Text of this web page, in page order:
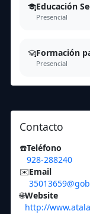
Educación
Presencial
Formación
Presencial
Contacto
☎️Teléfono
928-288240
✉️Email
🌐Website
http://